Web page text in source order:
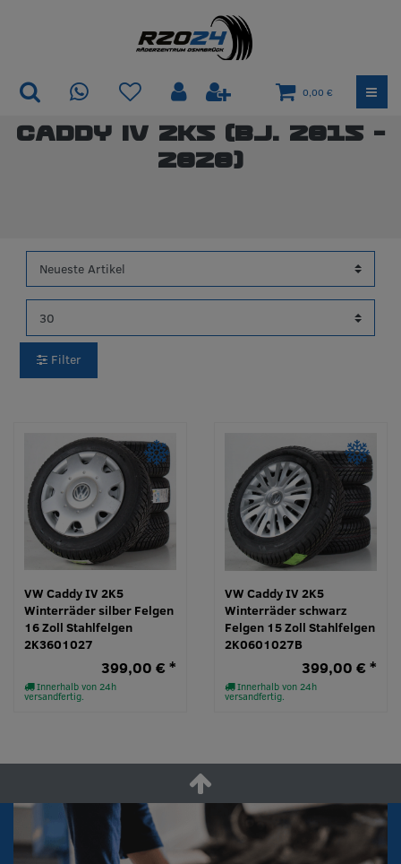
0,00 €
Caddy IV 2K5 (Bj. 2015 -
2020)
Filter
VW Caddy IV 2K5
Winterräder silber Felgen
16 Zoll Stahlfelgen
2K3601027
Innerhalb von 24h
versandfertig.
399,00 € *
VW Caddy IV 2K5
Winterräder schwarz
Felgen 15 Zoll Stahlfelgen
2K0601027B
Innerhalb von 24h
versandfertig.
399,00 € *